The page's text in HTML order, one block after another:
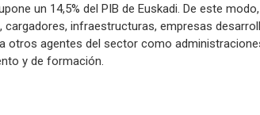
un 14,5% del PIB de Euskadi. De este
cargadores, infraestructuras, empresas
otros agentes del sector como
y de formación.